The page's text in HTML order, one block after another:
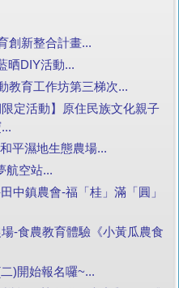
創新整合計畫...
晒DIY活動...
教育工作坊第三梯次...
定活動】原住民族文化親子
平濕地生態農場...
航空站...
中鎮農會-福「桂」滿「圓」
-食農教育體驗《小黃瓜農食
)開始報名囉~...